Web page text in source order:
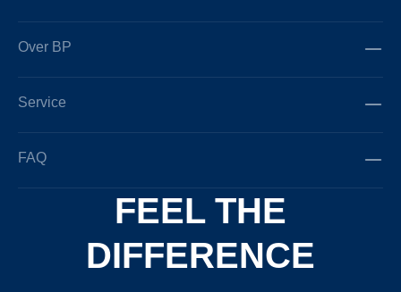
Over BP
Service
FAQ
FEEL THE
DIFFERENCE